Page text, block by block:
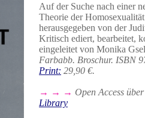
Auf der Suche nach einer
Theorie der
herausgegeben von der
Kritisch ediert, bearbeitet,
eingeleitet von Monika
Farbabb. Broschur. ISBN
Print: 29,90 €.
→ → → Open Access
Library